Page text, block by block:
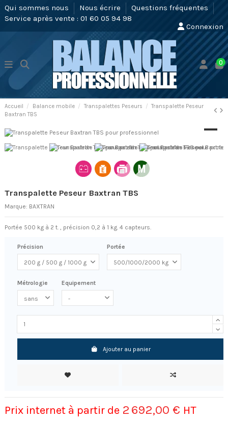
Qui sommes nous Nous écrire
Questions fréquentes
Service après vente : 01 60 05 94 98
Connexion
0
Accueil Balance mobile Transpalettes Peseurs
Transpalette Peseur
Baxtran TBS
Transpalette Peseur Baxtran TBS
Marque: BAXTRAN
Portée 500 kg à 2 t. , précision 0,2 à 1 kg. 4 capteurs.
Précision Portée
Métrologie Equipement
Ajouter au panier
Prix internet à partir de 2 692,00 € HT